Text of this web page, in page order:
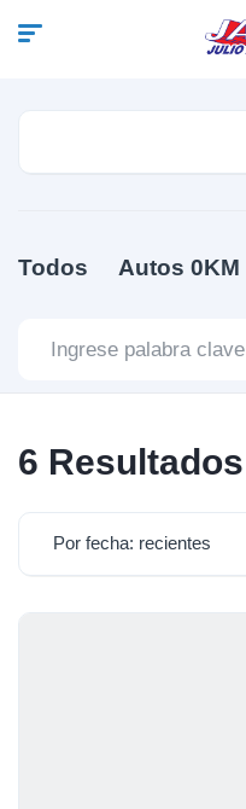
Todos Autos 0KM
6 Resultados
Por fecha: recientes